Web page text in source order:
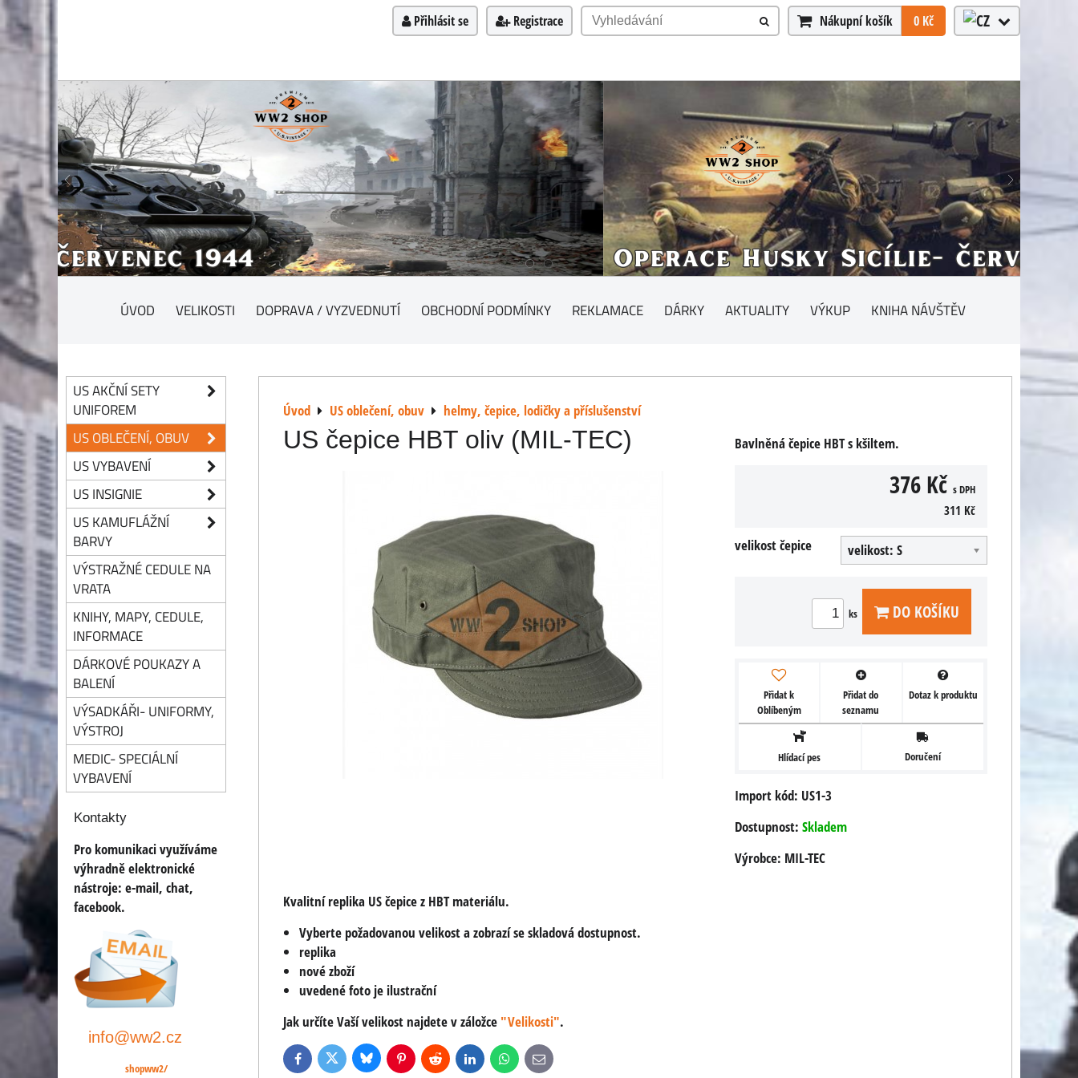
Přihlásit se Registrace Nákupní košík 0 Kč
ÚVOD VELIKOSTI DOPRAVA / VYZVEDNUTÍ OBCHODNÍ PODMÍNKY REKLAMACE DÁRKY AKTUALITY VÝKUP KNIHA NÁVŠTĚV
Úvod US oblečení, obuv helmy, čepice, lodičky a příslušenství
US čepice HBT oliv (MIL-TEC) Bavlněná čepice HBT s kšiltem.
376 Kč s DPH
311 Kč
velikost čepice velikost: S
ks DO KOŠÍKU
Přidat k
Oblíbeným
Přidat do
seznamu
Dotaz k produktu
Hlídací pes Doručení
Import kód: US1-3
Dostupnost: Skladem
Výrobce: MIL-TEC
Kvalitní replika US čepice z HBT materiálu.
Vyberte požadovanou velikost a zobrazí se skladová dostupnost.
replika
nové zboží
uvedené foto je ilustrační
Jak určíte Vaší velikost najdete v záložce "Velikosti".
FacebookTwitter BlueskyPinterestReddit LinkedInWhatsApp
E-
mail
US AKČNÍ SETY
UNIFOREM
US OBLEČENÍ, OBUV
US VYBAVENÍ
US INSIGNIE
US KAMUFLÁŽNÍ
BARVY
VÝSTRAŽNÉ CEDULE NA
VRATA
KNIHY, MAPY, CEDULE,
INFORMACE
DÁRKOVÉ POUKAZY A
BALENÍ
VÝSADKÁŘI- UNIFORMY,
VÝSTROJ
MEDIC- SPECIÁLNÍ
VYBAVENÍ
Kontakty
Pro komunikaci využíváme
výhradně elektronické
nástroje: e-mail, chat,
facebook.
info@ww2.cz
shopww2/